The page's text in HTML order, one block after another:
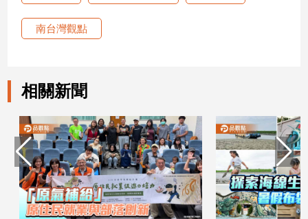
感
藝
術
／
文
創
／
電
南台灣觀點
相關新聞